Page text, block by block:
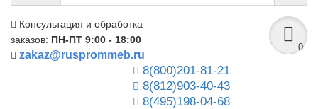
Консультация и обработка
заказов: ПН-ПТ 9:00 - 18:00
zakaz@rusprommeb.ru
8(800)201-81-21
8(812)903-40-43
8(495)198-04-68
0